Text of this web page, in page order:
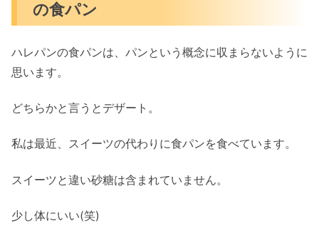
の食パン
ハレパンの食パンは、パンという概念に収まらないように
思います。
どちらかと言うとデザート。
私は最近、スイーツの代わりに食パンを食べています。
スイーツと違い砂糖は含まれていません。
少し体にいい(笑)